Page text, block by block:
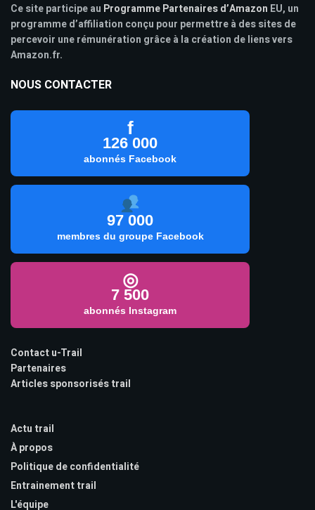
Ce site participe au Programme Partenaires d’Amazon EU, un
programme d’affiliation conçu pour permettre à des sites de
percevoir une rémunération grâce à la création de liens vers
Amazon.fr.
NOUS CONTACTER
f
126 000
abonnés Facebook
97 000
membres du groupe Facebook
◎
7 500
abonnés Instagram
Contact u-Trail
Partenaires
Articles sponsorisés trail
Actu trail
À propos
Politique de confidentialité
Entrainement trail
L'équipe